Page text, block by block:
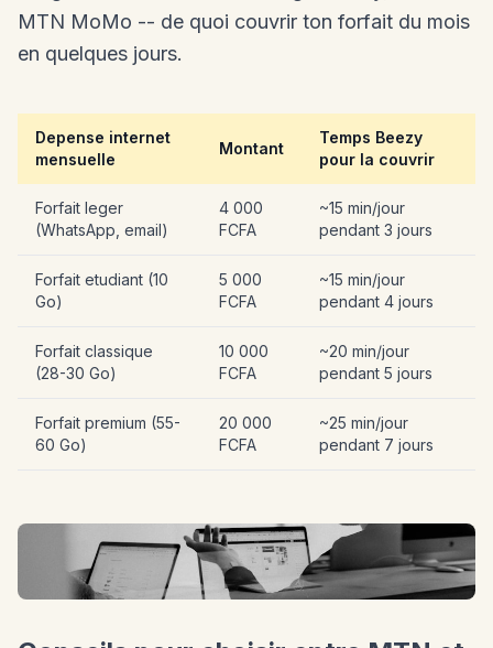
MTN MoMo -- de quoi couvrir ton forfait du mois
en quelques jours.
Depense internet
mensuelle
Montant
Temps Beezy
pour la couvrir
Forfait leger
(WhatsApp, email)
4 000
FCFA
~15 min/jour
pendant 3 jours
Forfait etudiant (10
Go)
5 000
FCFA
~15 min/jour
pendant 4 jours
Forfait classique
(28-30 Go)
10 000
FCFA
~20 min/jour
pendant 5 jours
Forfait premium (55-
60 Go)
20 000
FCFA
~25 min/jour
pendant 7 jours